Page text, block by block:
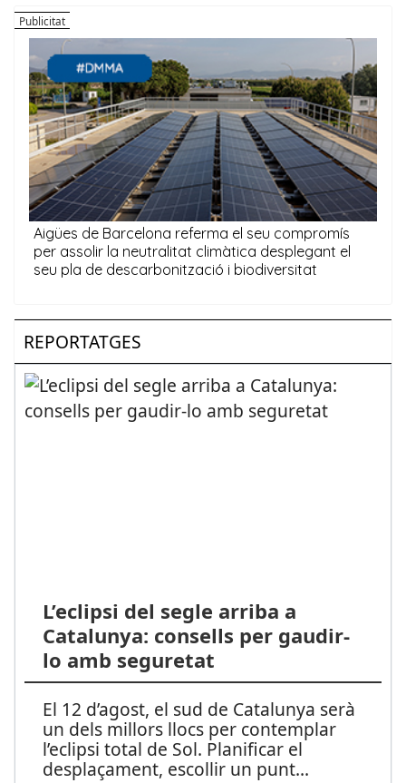
REPORTATGES
L’eclipsi del segle arriba a
Catalunya: consells per gaudir-
lo amb seguretat
El 12 d’agost, el sud de Catalunya serà
un dels millors llocs per contemplar
l’eclipsi total de Sol. Planificar el
desplaçament, escollir un punt...